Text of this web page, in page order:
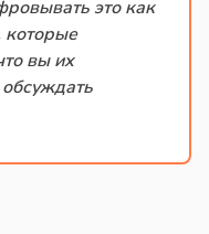
это как
которые
вы их